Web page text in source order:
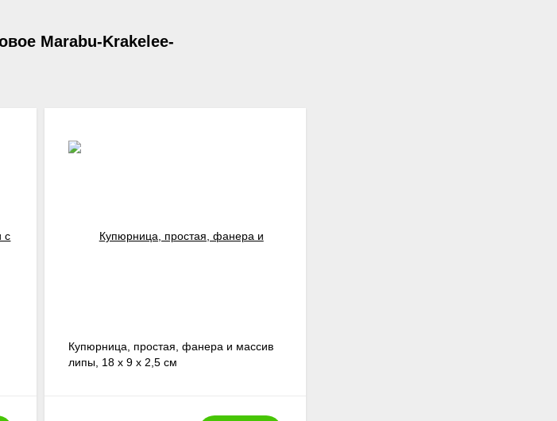
Marabu-Krakelee-
Купюрница, простая, фанера и массив
липы, 18 х 9 х 2,5 см